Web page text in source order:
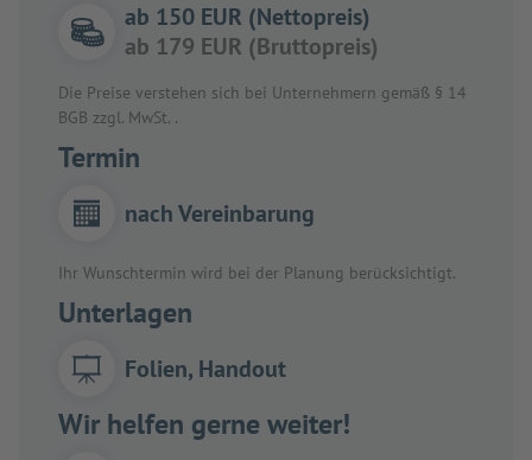
ab 150 EUR (Nettopreis)
ab 179 EUR (Bruttopreis)
Die Preise verstehen sich bei Unternehmern gemäß § 14
BGB zzgl. MwSt. .
Termin
nach Vereinbarung
Ihr Wunschtermin wird bei der Planung berücksichtigt.
Unterlagen
Folien, Handout
Wir helfen gerne weiter!